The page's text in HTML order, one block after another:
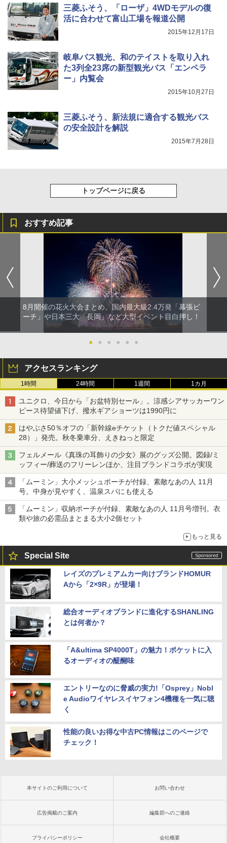
USB充電式 高精度 超長距離照射 長時間使用
可能 安全ロック付き 高安全性 金属製耐久 コ
ンパクト多機能設計 持ち運び便利 アウトド
ア/オフィス/教育現場/展示会用 緑
三菱ふそう、「ローザ」4WDモデルの復
活に合わせて富山工場を報道公開
2015年12月17日
岐阜バス観光、和のテイストを取り入れ
た3列全23席の新型観光バス「エンペラ
ー」内覧会
2015年10月27日
三菱ふそう、新法規に適合する観光バス
の安全設計を解説
2015年7月28日
トップページに戻る
おすすめ記事
8月開催の花火大会まとめ。国内最大級2.4万発「幕張ビ
ーチ」や日本三大「長岡」など大型イベント目白押し！
● ● ● ● ● ●
アクセスランキング
1時間 24時間 1週間 1カ月
ユニクロ、今日から「お盆特別セール」。涼感シアサッカーワン
ピース待望値下げ、撥水ギアショーツは1990円に
はやぶさ50％オフの「新幹線eチケット（トクだ値スペシャル
28）」発売。秋冬乗車分、えきねっと限定
フェルメール《真珠の耳飾りの少女》展のグッズ公開。図録/ミ
ッフィー/葬送のフリーレンほか、注目ブランドコラボが実現
「ムーミン」大小メッシュポーチが付録、素敵なあの人 11月
号。中身が見やすく、温泉スパにも使える
「ムーミン」収納ポーチが付録、素敵なあの人 11月号増刊。衣
類や旅の必需品まとまる大小2個セット
もっと見る
Special Site
レイズのプレミアムカー向けブランドHOMUR
Aから「2×9R」が登場！
総合オーディオブランドに進化するSHANLING
とは何者か？
「A&ultima SP4000T」の魅力！ポケットに入
るオーディオの醍醐味
エントリーなのに脅威の実力!「Osprey」Nobl
e Audioワイヤレスイヤフォン4機種を一気に聴
く
性能の良いお得な中古PC情報はこのページで
チェック！
本サイトのご利用について お問い合わせ
広告掲載のご案内 編集部へのご連絡
プライバシーポリシー 会社概要